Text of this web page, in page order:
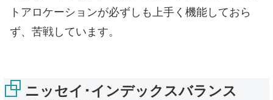
トアロケーションが必ずしも上手く機能しておら
ず、苦戦しています。
ニッセイ･インデックスバランス